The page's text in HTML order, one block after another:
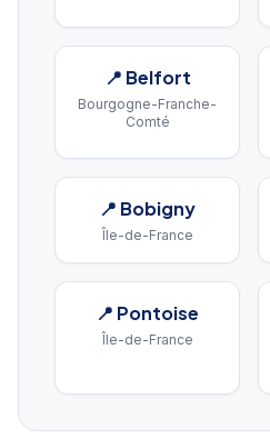
📍 Belfort
Bourgogne-Franche-
Comté
📍 Bobigny
Île-de-France
📍 Pontoise
Île-de-France